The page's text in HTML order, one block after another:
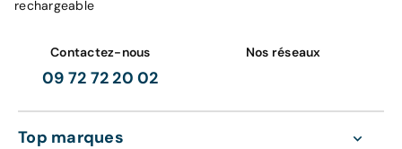
rechargeable
Contactez-nous
09 72 72 20 02
Nos réseaux
Top marques